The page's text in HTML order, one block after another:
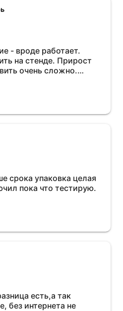
- вроде работает.
на стенде. Прирост
очень сложно.
и посмотрю, что
срока упаковка целая
пока что тестирую.
есть,а так
без интернета не